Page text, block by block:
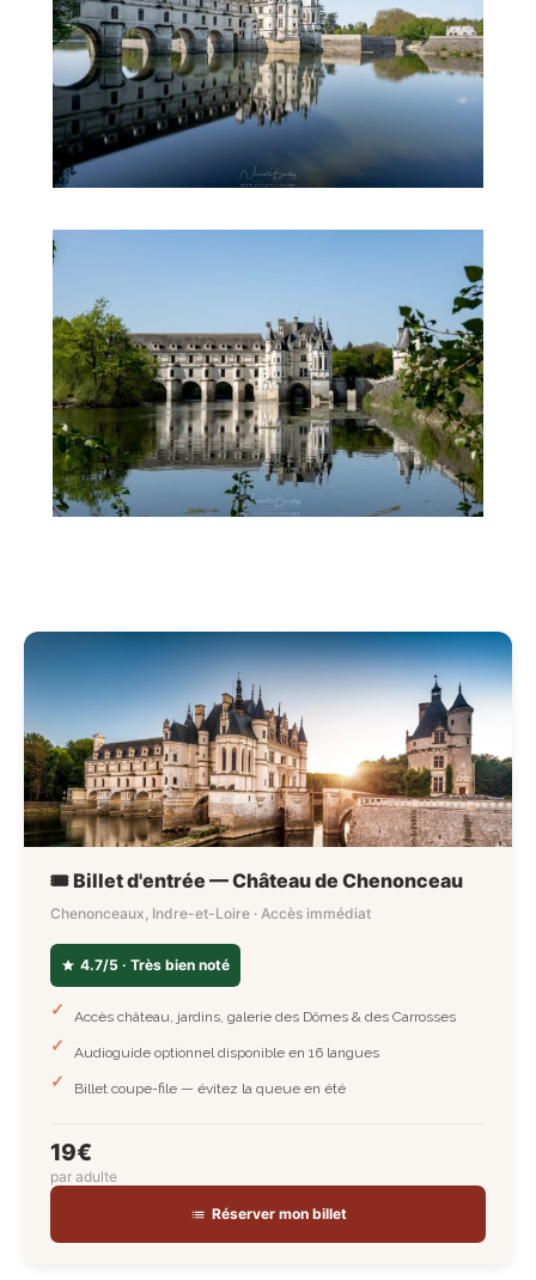
🎟️ Billet d'entrée — Château de Chenonceau
Chenonceaux, Indre-et-Loire · Accès immédiat
4.7/5 · Très bien noté
Accès château, jardins, galerie des Dômes & des Carrosses
Audioguide optionnel disponible en 16 langues
Billet coupe-file — évitez la queue en été
19€
par adulte
Réserver mon billet